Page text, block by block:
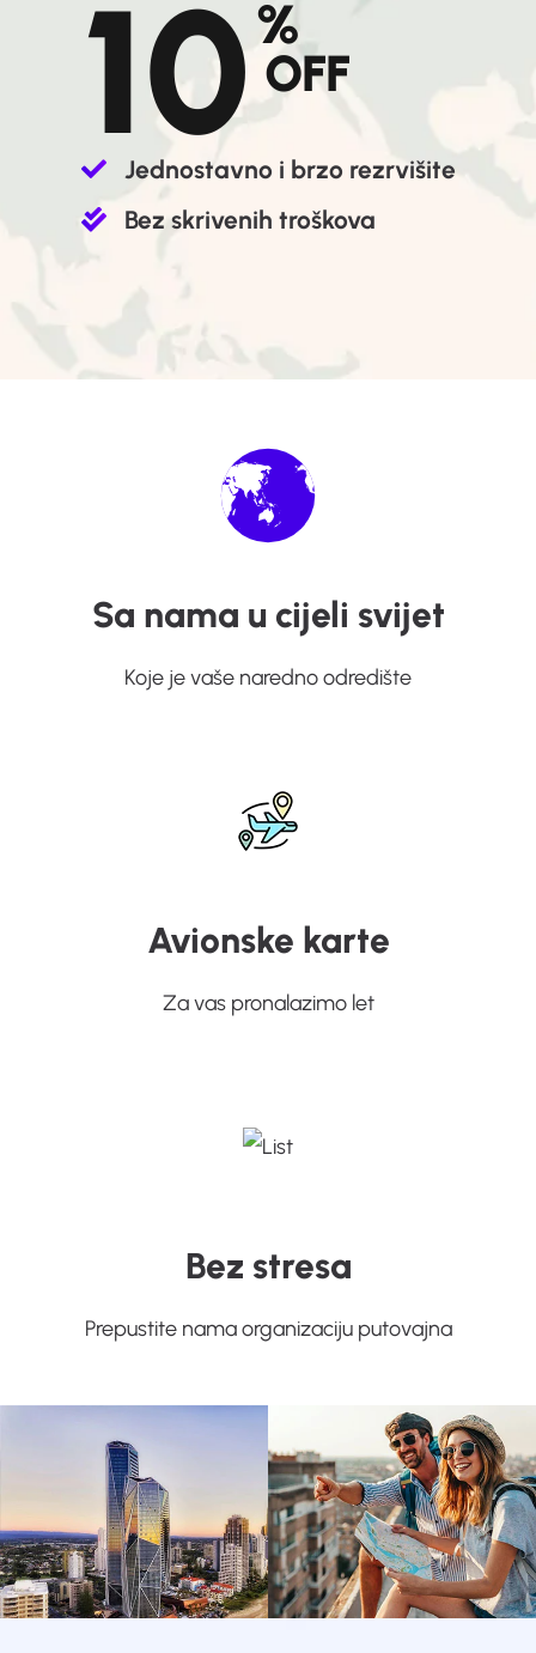
10%
OFF
Jednostavno i brzo rezrvišite
Bez skrivenih troškova
Sa nama u cijeli svijet
Koje je vaše naredno odredište
Avionske karte
Za vas pronalazimo let
Bez stresa
Prepustite nama organizaciju putovajna